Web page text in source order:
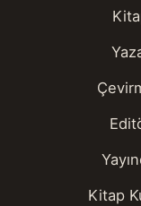
Kitap